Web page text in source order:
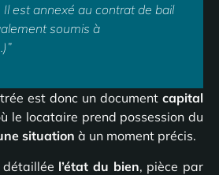
est annexé au contrat de bail
soumis à
est donc un document capital
le locataire prend possession du
situation à un moment précis.
l’état du bien, pièce par